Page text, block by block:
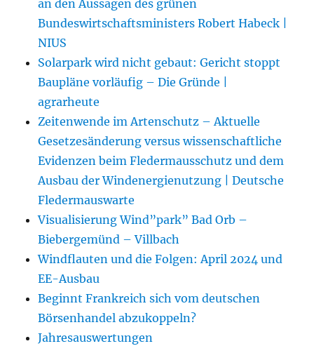
an den Aussagen des grünen
Bundeswirtschaftsministers Robert Habeck |
NIUS
Solarpark wird nicht gebaut: Gericht stoppt
Baupläne vorläufig – Die Gründe |
agrarheute
Zeitenwende im Artenschutz – Aktuelle
Gesetzesänderung versus wissenschaftliche
Evidenzen beim Fledermausschutz und dem
Ausbau der Windenergienutzung | Deutsche
Fledermauswarte
Visualisierung Wind”park” Bad Orb –
Biebergemünd – Villbach
Windflauten und die Folgen: April 2024 und
EE-Ausbau
Beginnt Frankreich sich vom deutschen
Börsenhandel abzukoppeln?
Jahresauswertungen